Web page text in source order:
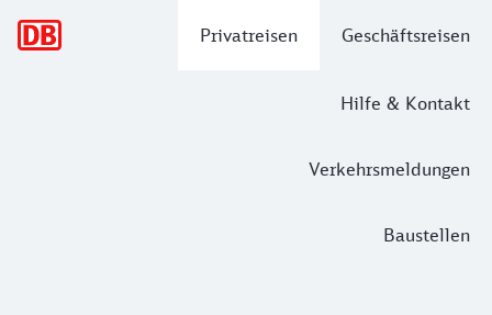
Privatreisen Geschäftsreisen
Hilfe & Kontakt
Verkehrsmeldungen
Baustellen